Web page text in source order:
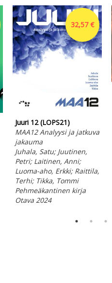
32,57 €
Juuri 12 (LOPS21)
MAA12 Analyysi ja jatkuva
jakauma
Juhala, Satu; Juutinen,
Petri; Laitinen, Anni;
Luoma-aho, Erkki; Raittila,
Terhi; Tikka, Tommi
Pehmeäkantinen kirja
Otava 2024